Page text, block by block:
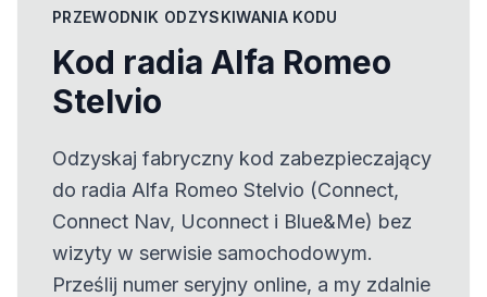
PRZEWODNIK ODZYSKIWANIA KODU
Kod radia Alfa Romeo
Stelvio
Odzyskaj fabryczny kod zabezpieczający
do radia Alfa Romeo Stelvio (Connect,
Connect Nav, Uconnect i Blue&Me) bez
wizyty w serwisie samochodowym.
Prześlij numer seryjny online, a my zdalnie